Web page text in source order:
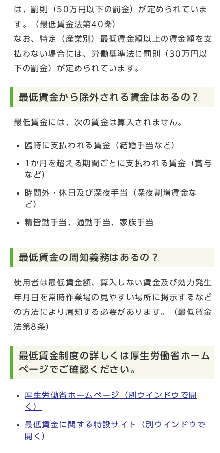
は、罰則（50万円以下の罰金）が定められていま
す。（最低賃金法第40条）
なお、特定（産業別）最低賃金額以上の賃金額を支
払わない場合には、労働基準法に罰則（30万円以
下の罰金）が定められています。
最低賃金から除外される賃金はあるの？
最低賃金には、次の賃金は算入されません。
臨時に支払われる賃金（結婚手当など）
1か月を超える期間ごとに支払われる賃金（賞与
など）
時間外・休日及び深夜手当（深夜割増賃金な
ど）
精皆勤手当、通勤手当、家族手当
最低賃金の周知義務はあるの？
使用者は最低賃金額、算入しない賃金及び効力発生
年月日を常時作業場の見やすい場所に掲示するなど
の方法により周知する必要があります。（最低賃金
法第8条）
最低賃金制度の詳しくは厚生労働省ホーム
ページでご確認ください。
厚生労働省ホームページ
（別ウインドウで開
く）
最低賃金に関する特設サイト
（別ウインドウで
開く）